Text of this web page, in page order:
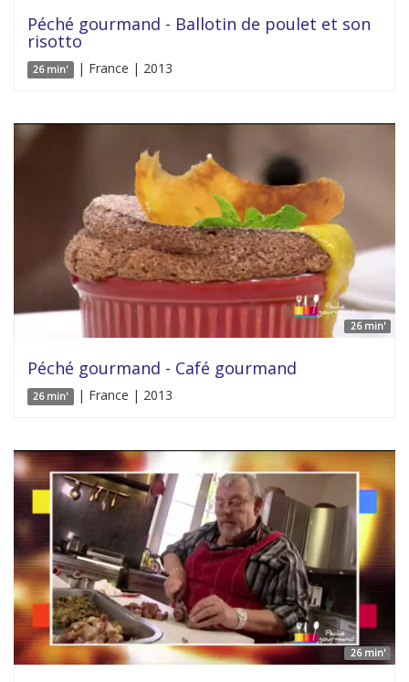
Péché gourmand - Ballotin de poulet et son
risotto
26 min' | France | 2013
26 min'
Péché gourmand - Café gourmand
26 min' | France | 2013
26 min'